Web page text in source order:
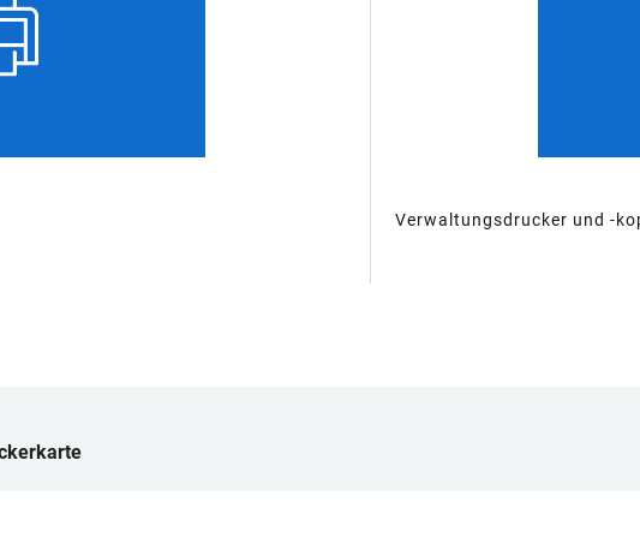
Verwaltungsdrucker und -